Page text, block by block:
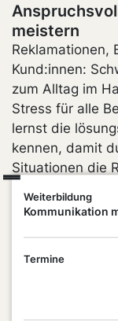
Weiterbildung
Kommunikation
Termine
meistern
Reklamationen,
Kund:innen:
zum Alltag im
Stress für alle
lernst die
kennen, damit
Situationen die
Techniken, um
zu verwandeln.